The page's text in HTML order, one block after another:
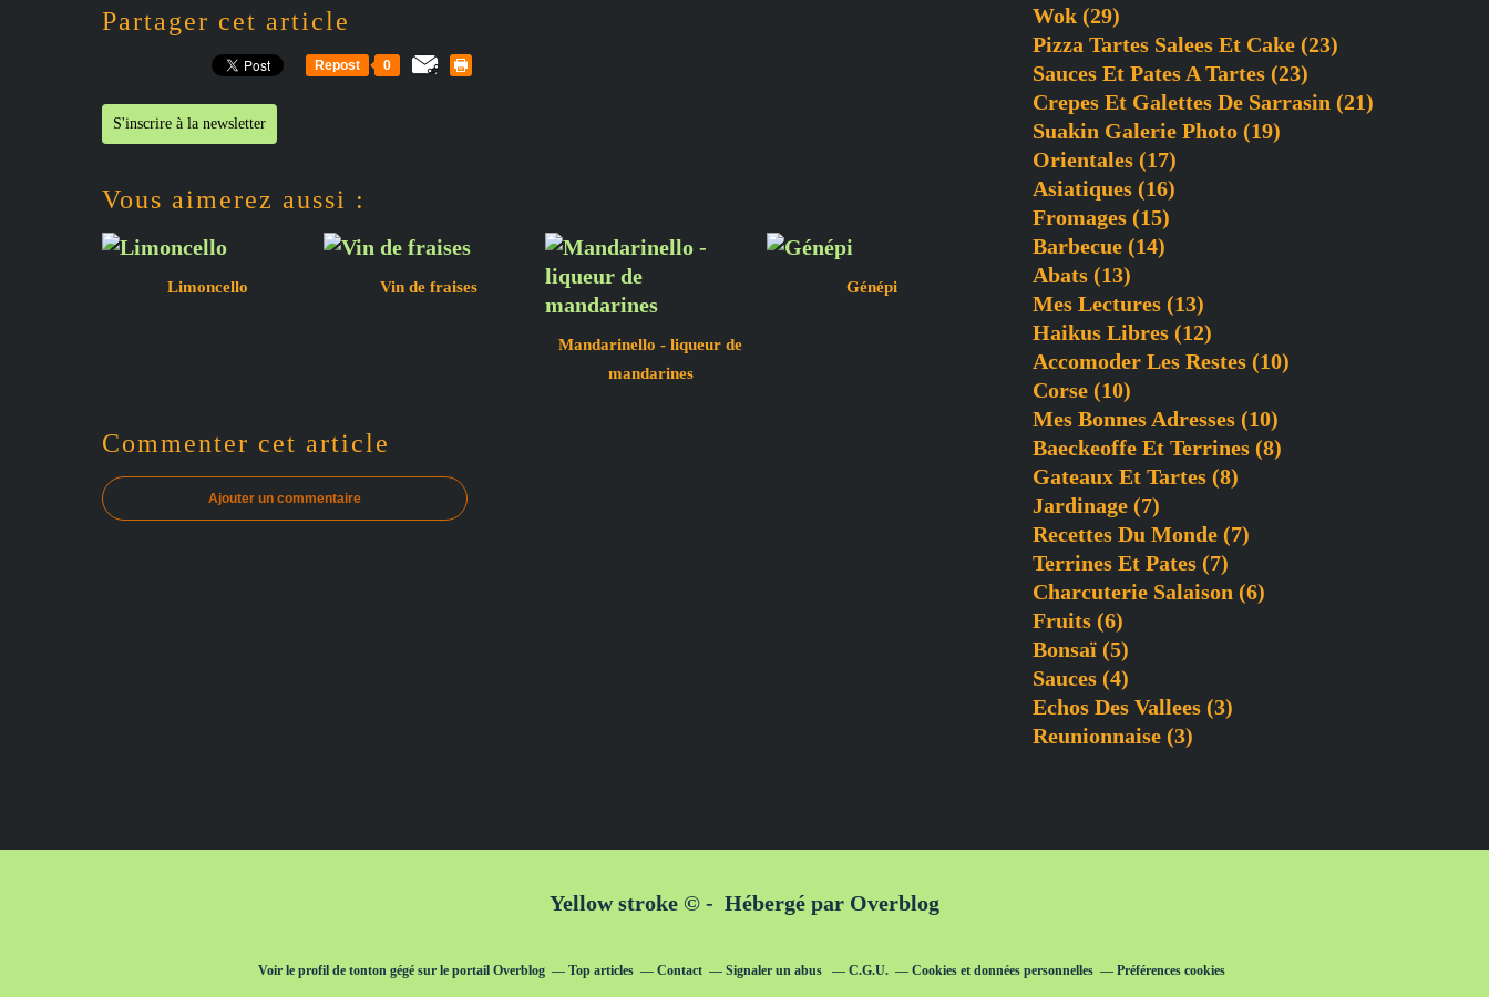
Partager cet article
Repost 0
S'inscrire à la newsletter
Vous aimerez aussi :
Limoncello Vin de fraises
Mandarinello - liqueur de
mandarines
Génépi
Commenter cet article
Ajouter un commentaire
Wok (29)
Pizza Tartes Salees Et Cake (23)
Sauces Et Pates A Tartes (23)
Crepes Et Galettes De Sarrasin (21)
Suakin Galerie Photo (19)
Orientales (17)
Asiatiques (16)
Fromages (15)
Barbecue (14)
Abats (13)
Mes Lectures (13)
Haikus Libres (12)
Accomoder Les Restes (10)
Corse (10)
Mes Bonnes Adresses (10)
Baeckeoffe Et Terrines (8)
Gateaux Et Tartes (8)
Jardinage (7)
Recettes Du Monde (7)
Terrines Et Pates (7)
Charcuterie Salaison (6)
Fruits (6)
Bonsaï (5)
Sauces (4)
Echos Des Vallees (3)
Reunionnaise (3)
Yellow stroke © - Hébergé par Overblog
Voir le profil de tonton gégésur le portail Overblog Top articles Contact Signaler un abus C.G.U. Cookies et données personnelles Préférences cookies